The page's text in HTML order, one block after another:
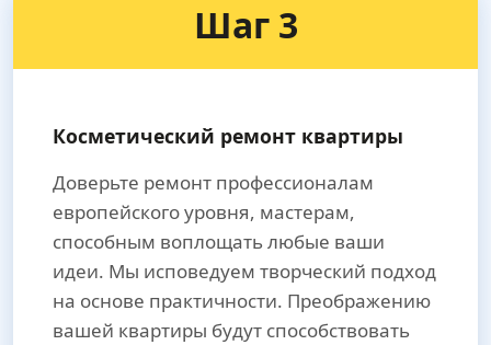
Шаг 3
Косметический ремонт квартиры
Доверьте ремонт профессионалам
европейского уровня, мастерам,
способным воплощать любые ваши
идеи. Мы исповедуем творческий подход
на основе практичности. Преображению
вашей квартиры будут способствовать